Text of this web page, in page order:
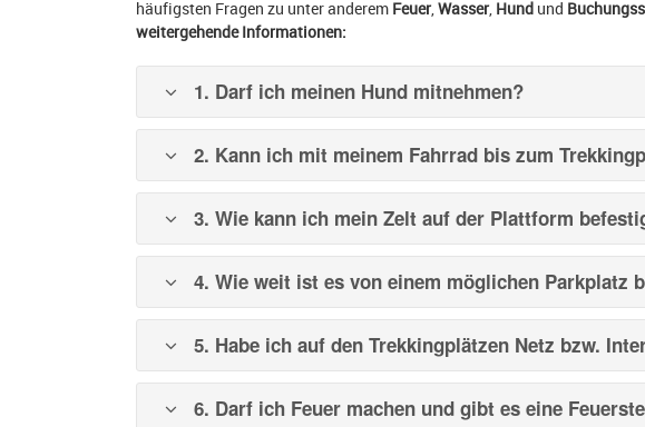
häufigsten Fragen zu unter anderem Feuer,Wasser, Hund und
weitergehende Informationen:
1. Darf ich meinen Hund mitnehmen?
2. Kann ich mit meinem Fahrrad bis zum
3. Wie kann ich mein Zelt auf der Plattform
4. Wie weit ist es von einem möglichen Parkplatz
5. Habe ich auf den Trekkingplätzen Netz bzw.
6. Darf ich Feuer machen und gibt es eine